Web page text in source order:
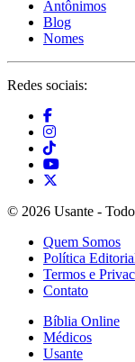
Antônimos
Blog
Nomes
Redes sociais:
© 2026 Usante -
Quem Somos
Política
Termos e
Contato
Bíblia Online
Médicos
Usante